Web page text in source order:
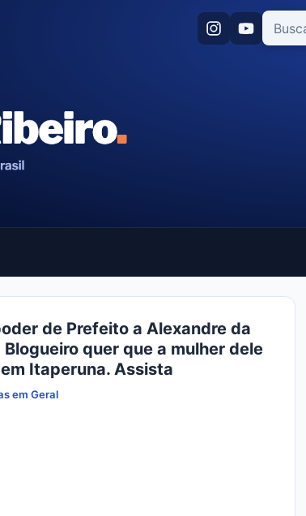
de Prefeito a Alexandre da
quer que a mulher dele
Itaperuna. Assista
em Geral